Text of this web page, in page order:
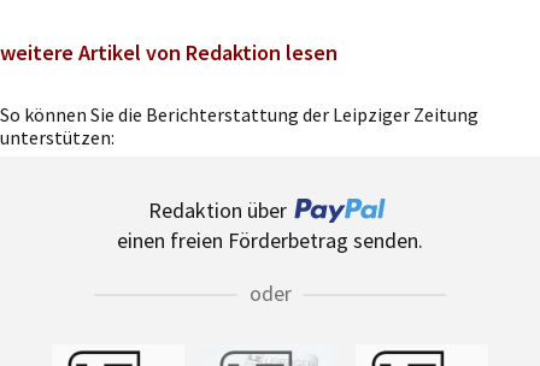
weitere Artikel von Redaktion lesen
So können Sie die Berichterstattung der Leipziger Zeitung
unterstützen:
Redaktion über
einen freien Förderbetrag senden.
oder